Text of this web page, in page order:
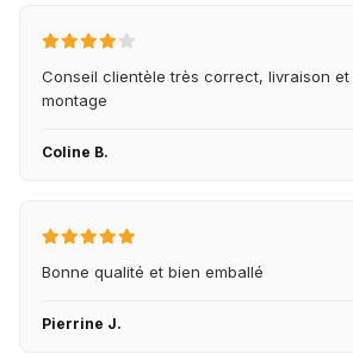
Conseil clientèle très correct, livraison et
montage
Coline B.
Bonne qualité et bien emballé
Pierrine J.